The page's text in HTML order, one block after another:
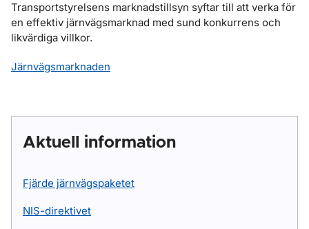
Transportstyrelsens marknadstillsyn syftar till att verka för
en effektiv järnvägsmarknad med sund konkurrens och
likvärdiga villkor.
Järnvägsmarknaden
Aktuell information
Fjärde järnvägspaketet
NIS-direktivet